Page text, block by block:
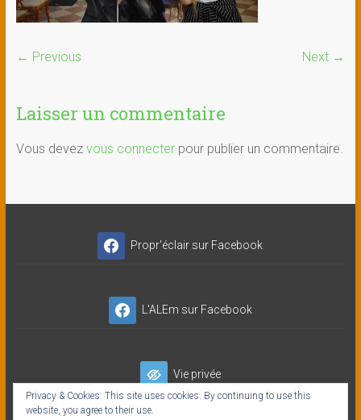
← Previous Next →
Laisser un commentaire
Vous devez vous connecterpour publier un commentaire.
Propr'éclair sur Facebook
L'ALEm sur Facebook
Vie privée
Privacy & Cookies: This site uses cookies. By continuing to use this
website, you agree to their use.